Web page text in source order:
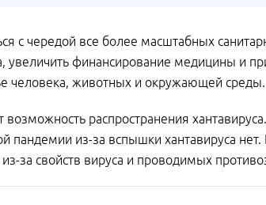
с чередой все более масштабных
увеличить финансирование медицины и
человека, животных и окружающей среды.
распространения
пандемии из-за вспышки хантавируса
за свойств вируса и проводимых